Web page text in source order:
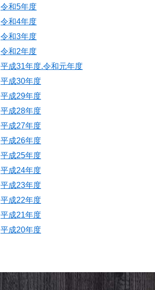
令和5年度
令和4年度
令和3年度
令和2年度
平成31年度.令和元年度
平成30年度
平成29年度
平成28年度
平成27年度
平成26年度
平成25年度
平成24年度
平成23年度
平成22年度
平成21年度
平成20年度